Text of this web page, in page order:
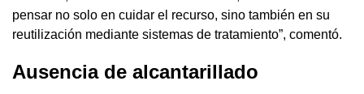
pensar no solo en cuidar el recurso, sino también en su
reutilización mediante sistemas de tratamiento”, comentó.
Ausencia de alcantarillado